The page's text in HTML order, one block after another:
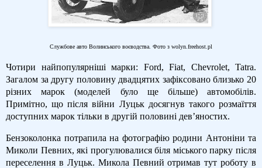
Службове авто Волинського воєводства. Фото з wolyn.freehost.pl
Чотири найпопулярніші марки: Ford, Fiat, Chevrolet, Tatra.
Загалом за другу половину двадцятих зафіксовано близько 20
різних марок (моделей було ще більше) автомобілів.
Примітно, що після війни Луцьк досягнув такого розмаїття
доступних марок тільки в другій половині дев’яностих.
Бензоколонка потрапила на фотографію родини Антоніни та
Миколи Певних, які прогулювалися біля міського парку після
переселення в Луцьк. Микола Певний отримав тут роботу в